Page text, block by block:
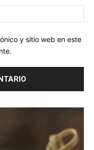
y sitio web en este